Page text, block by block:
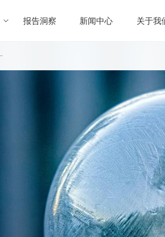
报告洞察 新闻中心 关于我